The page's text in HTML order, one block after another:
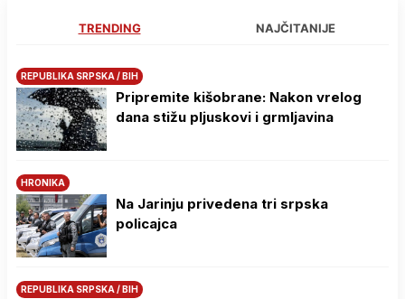
TRENDING NAJČITANIJE
REPUBLIKA SRPSKA / BIH
Pripremite kišobrane: Nakon vrelog
dana stižu pljuskovi i grmljavina
HRONIKA
Na Јarinju privedena tri srpska
policajca
REPUBLIKA SRPSKA / BIH